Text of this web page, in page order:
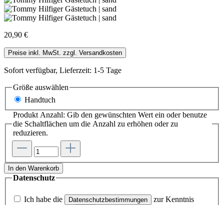
20,90 €
Preise inkl. MwSt. zzgl. Versandkosten
Sofort verfügbar, Lieferzeit: 1-5 Tage
Größe auswählen
Handtuch
Produkt Anzahl: Gib den gewünschten Wert ein oder benutze
die Schaltflächen um die Anzahl zu erhöhen oder zu
reduzieren.
In den Warenkorb
Datenschutz
Ich habe die Datenschutzbestimmungen
zur Kenntnis